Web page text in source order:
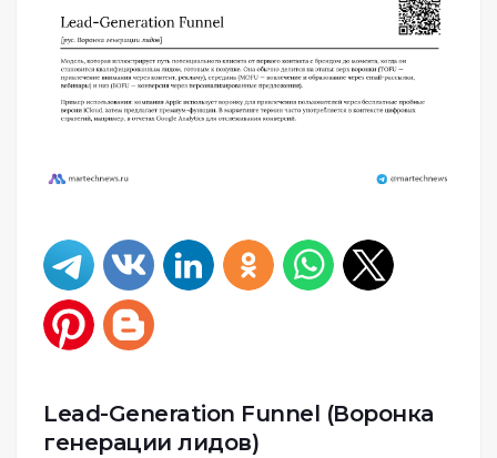
Lead-Generation Funnel (Воронка
генерации лидов)